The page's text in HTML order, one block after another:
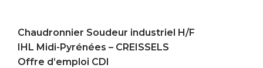
Chaudronnier Soudeur industriel H/F
IHL Midi-Pyrénées – CREISSELS
Offre d’emploi CDI